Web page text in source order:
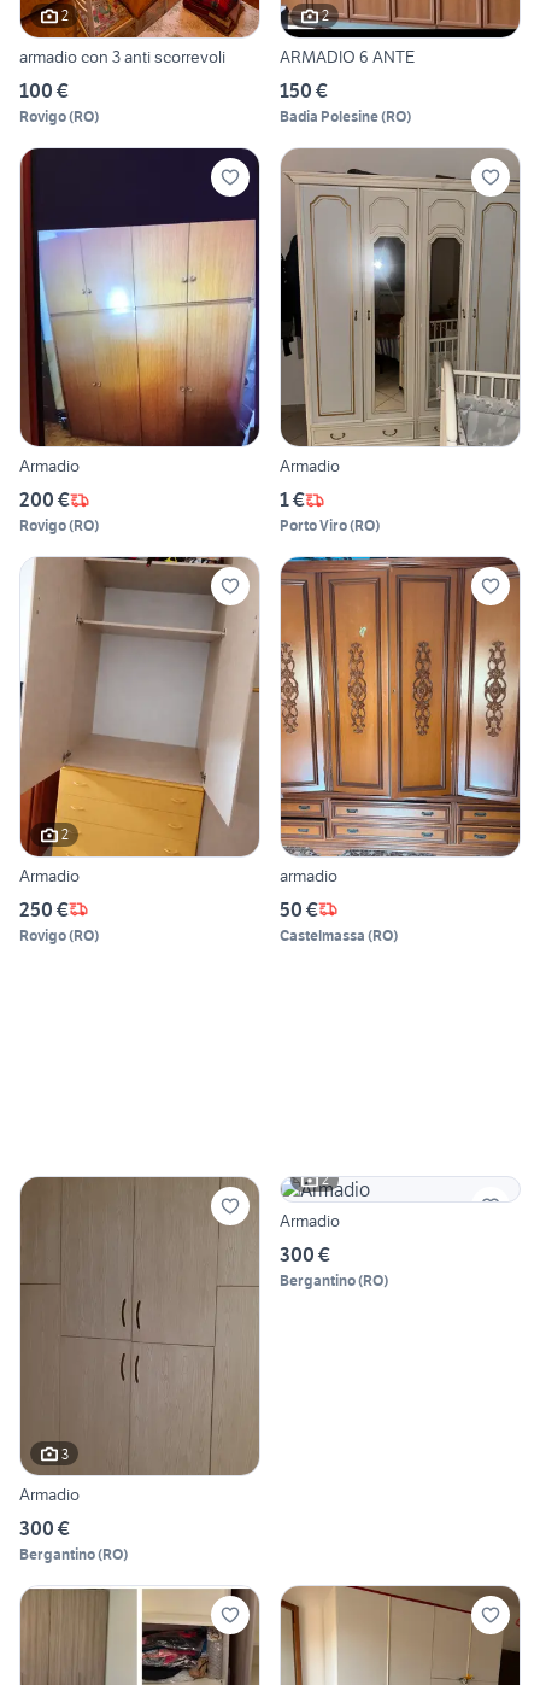
2
armadio con 3 anti scorrevoli
100 €
Rovigo(RO)
2
ARMADIO 6 ANTE
150 €
Badia Polesine(RO)
Armadio
200 €
Rovigo(RO)
Armadio
1 €
Porto Viro(RO)
2
Armadio
250 €
Rovigo(RO)
armadio
50 €
Castelmassa (RO)
3
Armadio
300 €
Bergantino(RO)
2
Armadio
300 €
Bergantino(RO)